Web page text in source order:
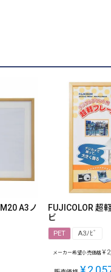
A3ノ
FUJICOLOR 超
ビ
PET A3ﾉﾋﾞ
メーカー希望小売価格 ¥